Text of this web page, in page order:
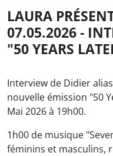
LAURA
07.05.2026 -
"50 YEARS
Interview de Didier
nouvelle émission "50
Mai 2026 à 19h00.
1h00 de musique
féminins et masculins,